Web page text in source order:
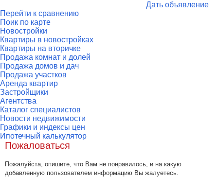
Дать объявление
Перейти к сравнению
Поик по карте
Новостройки
Квартиры в новостройках
Квартиры на вторичке
Продажа комнат и долей
Продажа домов и дач
Продажа участков
Аренда квартир
Застройщики
Агентства
Каталог специалистов
Новости недвижимости
Графики и индексы цен
Ипотечный калькулятор
Пожаловаться
Пожалуйста, опишите, что Вам не понравилось, и на какую
добавленную пользователем информацию Вы жалуетесь.